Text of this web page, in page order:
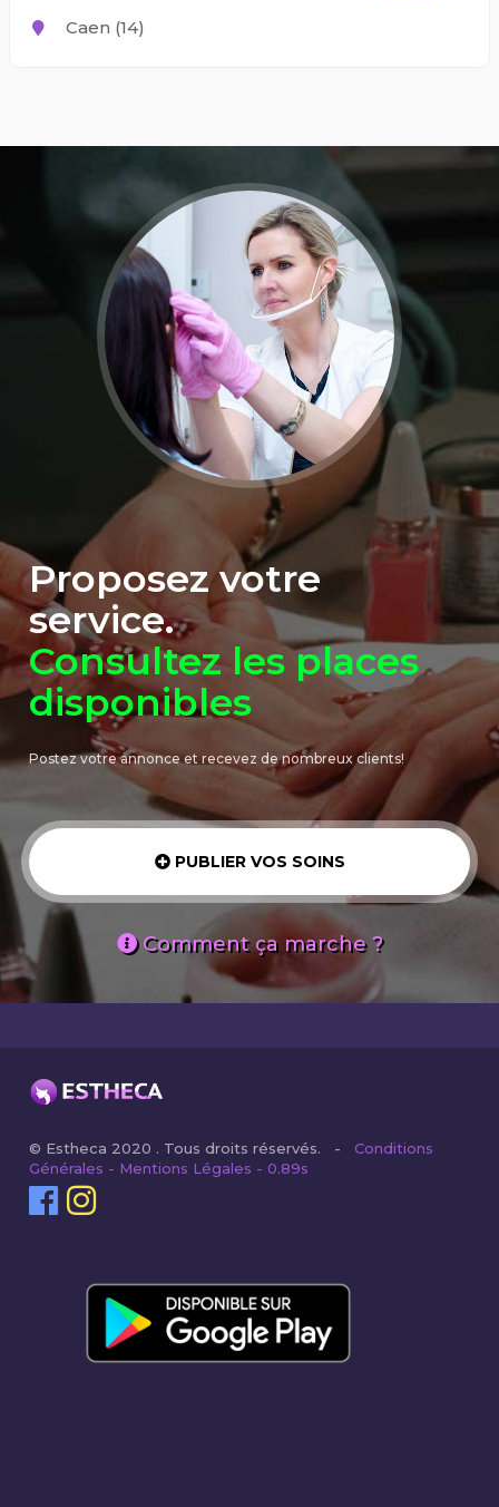
Caen (14)
Proposez votre
service.
Consultez les places
disponibles
Postez votre annonce et recevez de nombreux clients!
PUBLIER VOS SOINS
Comment ça marche ?
© Estheca 2020 . Tous droits réservés. -Conditions
Générales - Mentions Légales - 0.89s